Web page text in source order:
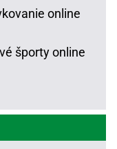
online
športy online